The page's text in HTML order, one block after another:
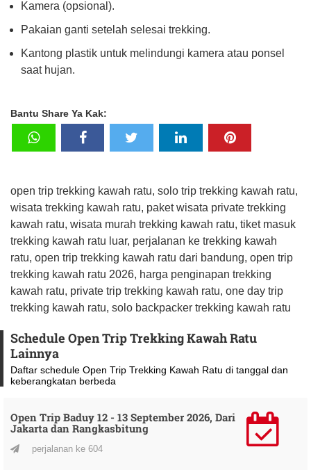
Kamera (opsional).
Pakaian ganti setelah selesai trekking.
Kantong plastik untuk melindungi kamera atau ponsel
saat hujan.
Bantu Share Ya Kak:
open trip trekking kawah ratu, solo trip trekking kawah ratu,
wisata trekking kawah ratu, paket wisata private trekking
kawah ratu, wisata murah trekking kawah ratu, tiket masuk
trekking kawah ratu luar, perjalanan ke trekking kawah
ratu, open trip trekking kawah ratu dari bandung, open trip
trekking kawah ratu 2026, harga penginapan trekking
kawah ratu, private trip trekking kawah ratu, one day trip
trekking kawah ratu, solo backpacker trekking kawah ratu
Schedule Open Trip Trekking Kawah Ratu
Lainnya
Daftar schedule Open Trip Trekking Kawah Ratu di tanggal dan
keberangkatan berbeda
Open Trip Baduy 12 - 13 September 2026, Dari
Jakarta dan Rangkasbitung
perjalanan ke 604